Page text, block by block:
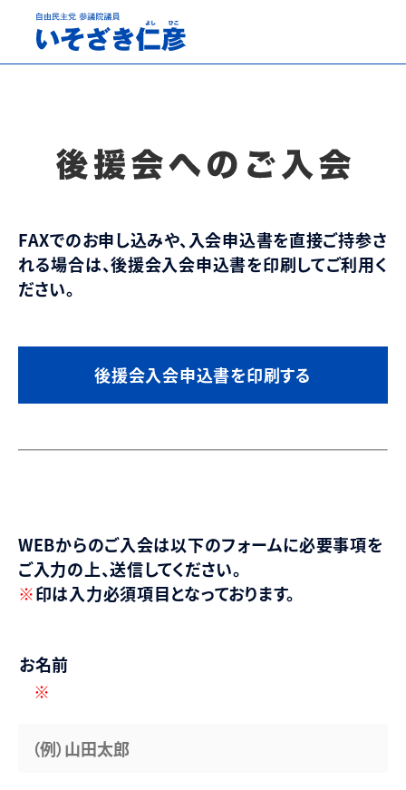
ホーム 後援会へのご入会
FAXでのお申し込みや、入会申込書を直接ご持参さ
れる場合は、後援会入会申込書を印刷してご利用く
ださい。
後援会入会申込書を印刷する
WEBからのご入会は以下のフォームに必要事項を
ご入力の上、送信してください。
※印は入力必須項目となっております。
お名前
※